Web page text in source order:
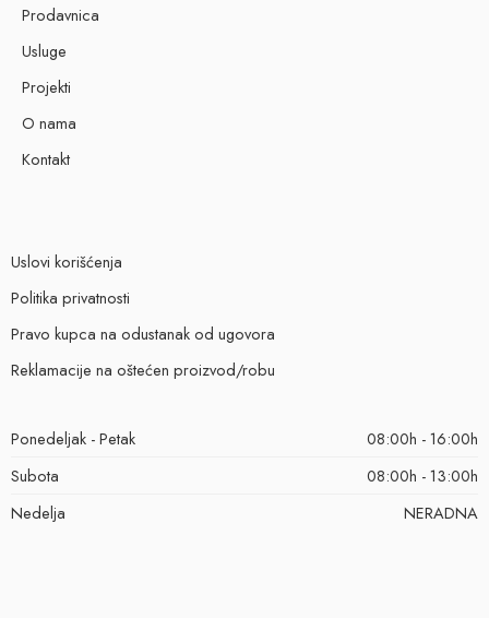
Prodavnica
Usluge
Projekti
O nama
Kontakt
Uslovi korišćenja
Politika privatnosti
Pravo kupca na odustanak od ugovora
Reklamacije na oštećen proizvod/robu
Ponedeljak - Petak
08:00h - 16:00h
Subota
08:00h - 13:00h
Nedelja
NERADNA